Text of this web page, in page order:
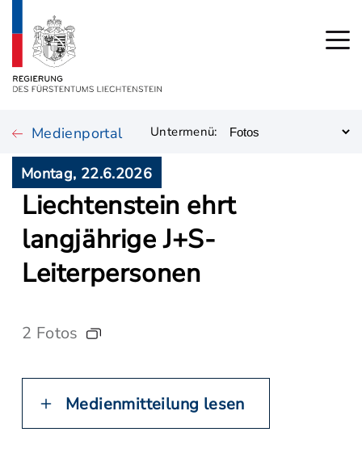
Medienportal Untermenü:
Montag, 22.6.2026
Liechtenstein ehrt
langjährige J+S-
Leiterpersonen
2 Fotos
Medienmitteilung lesen